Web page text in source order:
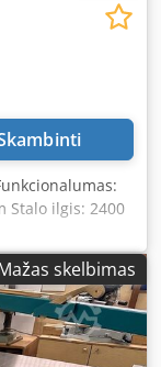
Stalo ilgis: 2400
min. Variklio
3/4/5/6/8/10000
150 mm
skelbimas